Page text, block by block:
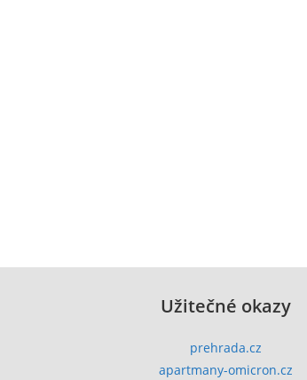
Užitečné okazy
prehrada.cz
apartmany-omicron.cz